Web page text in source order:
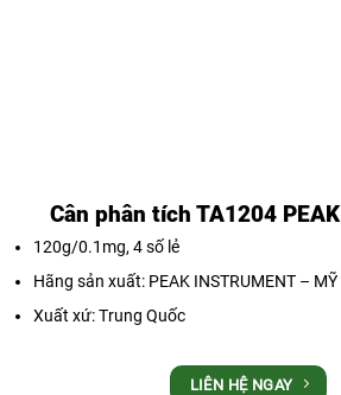
Cân phân tích TA1204 PEAK
120g/0.1mg, 4 số lẻ
Hãng sản xuất: PEAK INSTRUMENT – MỸ
Xuất xứ: Trung Quốc
LIÊN HỆ NGAY